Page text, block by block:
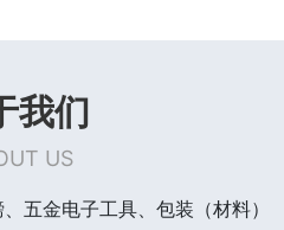
我们
US
五金电子工具、包装（材料）